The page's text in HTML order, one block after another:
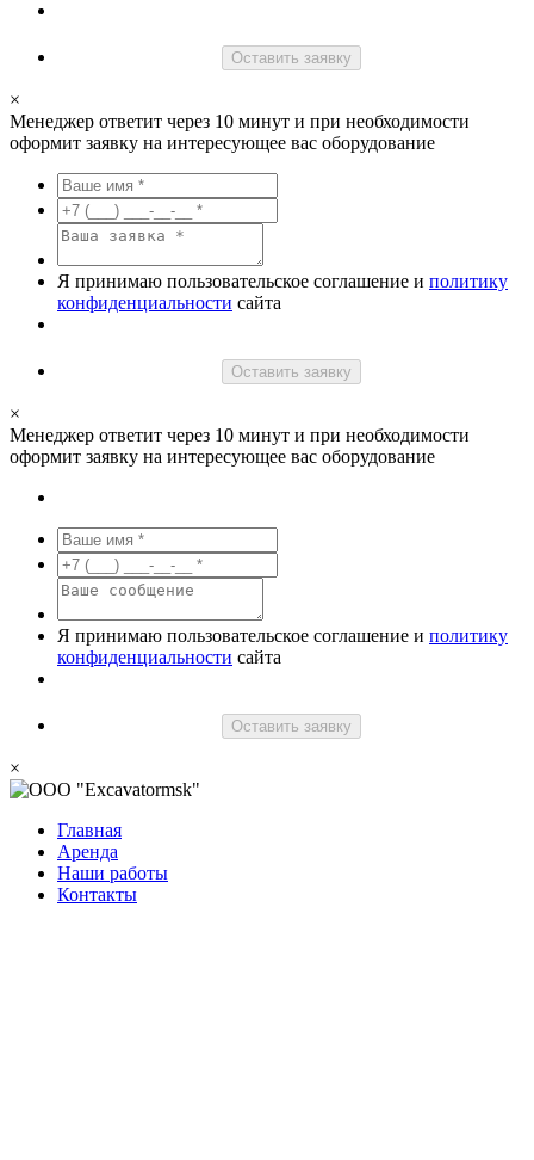
Оставить заявку
×
Менеджер ответит через 10 минут и при необходимости
оформит заявку на интересующее вас оборудование
Я принимаю пользовательское соглашение и политику
конфиденциальности сайта
Оставить заявку
×
Менеджер ответит через 10 минут и при необходимости
оформит заявку на интересующее вас оборудование
Я принимаю пользовательское соглашение и политику
конфиденциальности сайта
Оставить заявку
×
Главная
Аренда
Наши работы
Контакты